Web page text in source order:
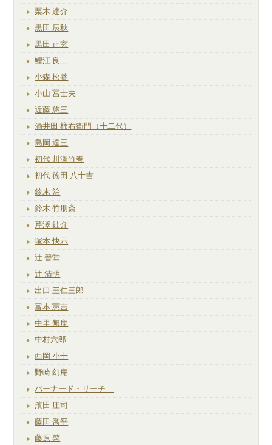
栗木 達介
黒田 辰秋
黒田 正玄
鯉江 良二
小森 松菴
小山 冨士夫
近藤 悠三
酒井田 柿右衛門（十二代）
島岡 達三
初代 川瀬竹春
初代 徳田 八十吉
鈴木 治
鈴木 竹朋斎
芹澤 銈介
塚本 快示
辻 晉堂
辻 清明
出口 王仁三郎
富本 憲吉
中里 無庵
中村六郎
西岡 小十
野崎 幻庵
バーナード・リーチ
濱田 庄司
藤田 喬平
藤原 啓